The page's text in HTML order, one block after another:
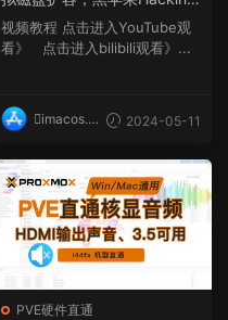
sh系统
视频教程 点击进入YouTube观
看》 点击进入bilibili观看》...
imacos.t
2024-05-11
PVE硬件直通